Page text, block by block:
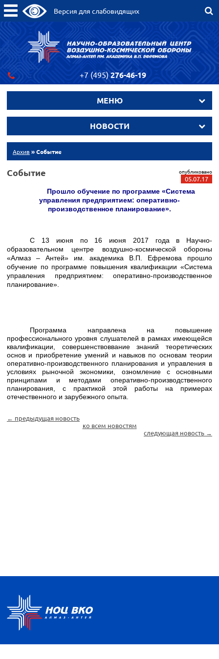
Версия для слабовидящих
+7 (495) 276-46-19
МЕНЮ
НОВОСТИ
Архив » Событие
Событие опубликовано
05.07.17
Прошло обучение по программе «Система
управления предприятием: оперативно-
производственное планирование».
С 13 июня по 16 июня 2017 года в Научно-
образовательном центре воздушно-космической обороны
«Алмаз – Антей» им. академика В.П. Ефремова прошло
обучение по программе повышения квалификации «Система
управления предприятием: оперативно-производственное
планирование».
Программа направлена на повышение
профессионального уровня слушателей в рамках имеющейся
квалификации, совершенствоввание знаний теоретических
основ и приобретение умений и навыков по основам теории
оперативно-производственного планирования и управления в
условиях рыночной экономики, озномление с основными
принципами и методами оперативно-производственного
планирования, с практикой этой работы на примерах
отечественного и зарубежного опыта.
← предыдущая новость
ко всем новостям
следующая новость →